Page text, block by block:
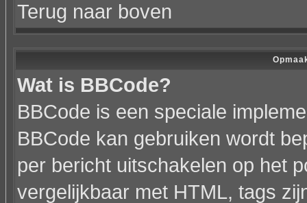
Terug naar boven
Wat is BBCode?
BBCode is een speciale
BBCode kan gebruiken wordt
per bericht uitschakelen op het
vergelijkbaar met HTML, tags